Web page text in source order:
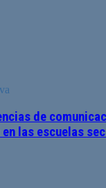
de
las escuelas